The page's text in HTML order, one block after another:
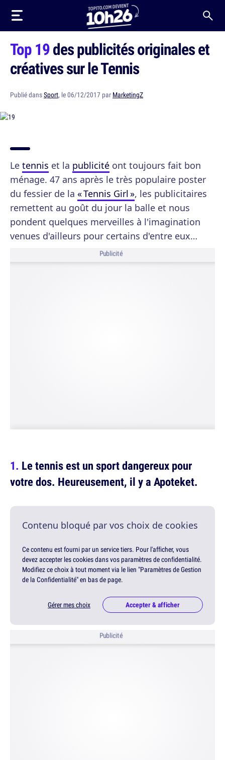
Top 19des publicités originales et
créatives sur le Tennis
Publié dansSport, le 06/12/2017 par MarketingZ
Le tennis et la publicité ont toujours fait bon
ménage. 47 ans après le très populaire poster
du fessier de la « Tennis Girl », les publicitaires
remettent au goût du jour la balle et nous
pondent quelques merveilles à l'imagination
venues d'ailleurs pour certains d'entre eux…
Publicité
Le tennis est un sport dangereux pour
votre dos. Heureusement, il y a Apoteket.
Contenu bloqué par vos choix de cookies
Ce contenu est fourni par un service tiers. Pour l'afficher, vous
devez accepter les cookies dans vos paramètres de confidentialité.
Modifiez ce choix à tout moment via le lien "Paramètres de Gestion
de la Confidentialité" en bas de page.
Gérer mes choix Accepter & afficher
Publicité